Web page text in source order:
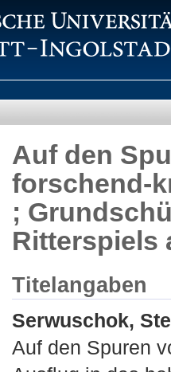
Auf den
forschend-
;
Ritterspiels
Titelangaben
Serwuschok,
Auf den Spuren